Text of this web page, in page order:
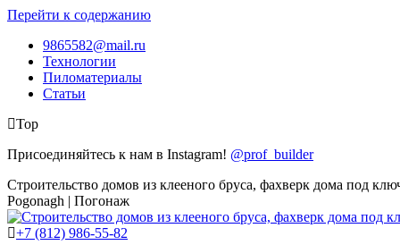
Перейти к содержанию
9865582@mail.ru
Технологии
Пиломатериалы
Статьи
Top
Присоединяйтесь к нам в Instagram! @prof_builder
Строительство домов из клееного бруса, фахверк дома под
Pogonagh | Погонаж
+7 (812) 986-55-82